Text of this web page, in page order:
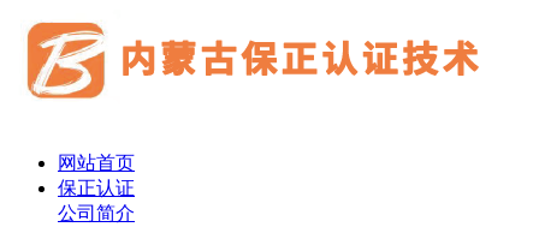
网站首页
保正认证
公司简介